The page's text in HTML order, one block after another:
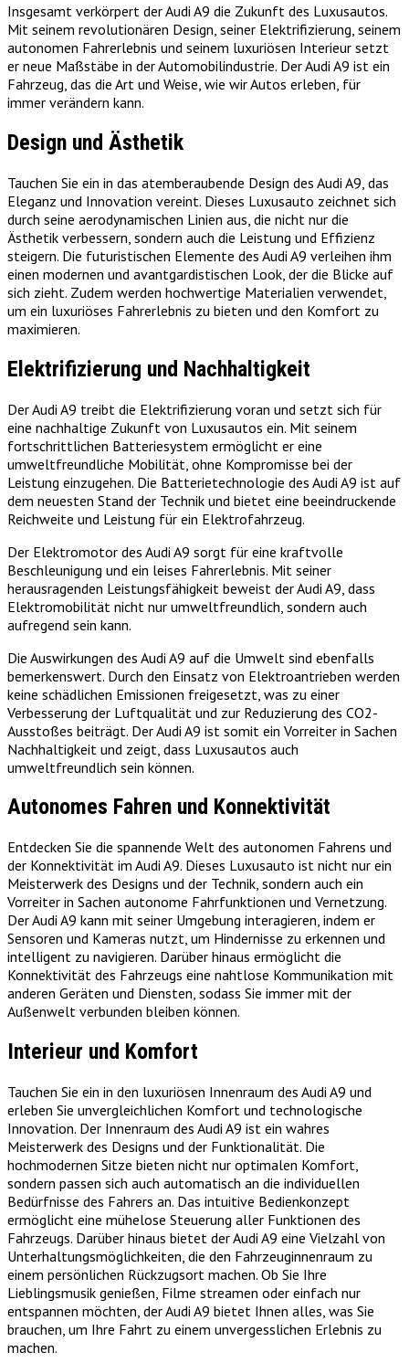
Insgesamt verkörpert der Audi A9 die Zukunft des Luxusautos.
Mit seinem revolutionären Design, seiner Elektrifizierung, seinem
autonomen Fahrerlebnis und seinem luxuriösen Interieur setzt
er neue Maßstäbe in der Automobilindustrie. Der Audi A9 ist ein
Fahrzeug, das die Art und Weise, wie wir Autos erleben, für
immer verändern kann.
Design und Ästhetik
Tauchen Sie ein in das atemberaubende Design des Audi A9, das
Eleganz und Innovation vereint. Dieses Luxusauto zeichnet sich
durch seine aerodynamischen Linien aus, die nicht nur die
Ästhetik verbessern, sondern auch die Leistung und Effizienz
steigern. Die futuristischen Elemente des Audi A9 verleihen ihm
einen modernen und avantgardistischen Look, der die Blicke auf
sich zieht. Zudem werden hochwertige Materialien verwendet,
um ein luxuriöses Fahrerlebnis zu bieten und den Komfort zu
maximieren.
Elektrifizierung und Nachhaltigkeit
Der Audi A9 treibt die Elektrifizierung voran und setzt sich für
eine nachhaltige Zukunft von Luxusautos ein. Mit seinem
fortschrittlichen Batteriesystem ermöglicht er eine
umweltfreundliche Mobilität, ohne Kompromisse bei der
Leistung einzugehen. Die Batterietechnologie des Audi A9 ist auf
dem neuesten Stand der Technik und bietet eine beeindruckende
Reichweite und Leistung für ein Elektrofahrzeug.
Der Elektromotor des Audi A9 sorgt für eine kraftvolle
Beschleunigung und ein leises Fahrerlebnis. Mit seiner
herausragenden Leistungsfähigkeit beweist der Audi A9, dass
Elektromobilität nicht nur umweltfreundlich, sondern auch
aufregend sein kann.
Die Auswirkungen des Audi A9 auf die Umwelt sind ebenfalls
bemerkenswert. Durch den Einsatz von Elektroantrieben werden
keine schädlichen Emissionen freigesetzt, was zu einer
Verbesserung der Luftqualität und zur Reduzierung des CO2-
Ausstoßes beiträgt. Der Audi A9 ist somit ein Vorreiter in Sachen
Nachhaltigkeit und zeigt, dass Luxusautos auch
umweltfreundlich sein können.
Autonomes Fahren und Konnektivität
Entdecken Sie die spannende Welt des autonomen Fahrens und
der Konnektivität im Audi A9. Dieses Luxusauto ist nicht nur ein
Meisterwerk des Designs und der Technik, sondern auch ein
Vorreiter in Sachen autonome Fahrfunktionen und Vernetzung.
Der Audi A9 kann mit seiner Umgebung interagieren, indem er
Sensoren und Kameras nutzt, um Hindernisse zu erkennen und
intelligent zu navigieren. Darüber hinaus ermöglicht die
Konnektivität des Fahrzeugs eine nahtlose Kommunikation mit
anderen Geräten und Diensten, sodass Sie immer mit der
Außenwelt verbunden bleiben können.
Interieur und Komfort
Tauchen Sie ein in den luxuriösen Innenraum des Audi A9 und
erleben Sie unvergleichlichen Komfort und technologische
Innovation. Der Innenraum des Audi A9 ist ein wahres
Meisterwerk des Designs und der Funktionalität. Die
hochmodernen Sitze bieten nicht nur optimalen Komfort,
sondern passen sich auch automatisch an die individuellen
Bedürfnisse des Fahrers an. Das intuitive Bedienkonzept
ermöglicht eine mühelose Steuerung aller Funktionen des
Fahrzeugs. Darüber hinaus bietet der Audi A9 eine Vielzahl von
Unterhaltungsmöglichkeiten, die den Fahrzeuginnenraum zu
einem persönlichen Rückzugsort machen. Ob Sie Ihre
Lieblingsmusik genießen, Filme streamen oder einfach nur
entspannen möchten, der Audi A9 bietet Ihnen alles, was Sie
brauchen, um Ihre Fahrt zu einem unvergesslichen Erlebnis zu
machen.